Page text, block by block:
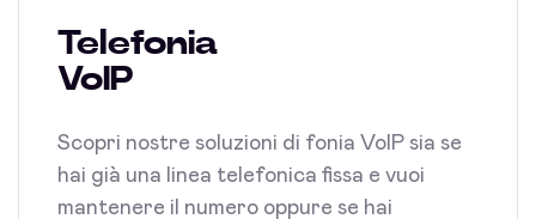
Telefonia
VoIP
Scopri nostre soluzioni di fonia VoIP sia se
hai già una linea telefonica fissa e vuoi
mantenere il numero oppure se hai